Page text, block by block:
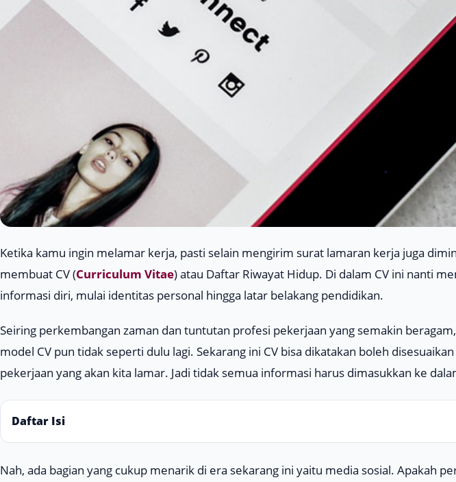
Ketika kamu ingin melamar kerja, pasti selain mengirim surat lamaran kerja juga
membuat CV (Curriculum Vitae) atau Daftar Riwayat Hidup. Di dalam CV ini nanti
informasi diri, mulai identitas personal hingga latar belakang pendidikan.
Seiring perkembangan zaman dan tuntutan profesi pekerjaan yang semakin
model CV pun tidak seperti dulu lagi. Sekarang ini CV bisa dikatakan boleh
pekerjaan yang akan kita lamar. Jadi tidak semua informasi harus dimasukkan ke
Daftar Isi
Nah, ada bagian yang cukup menarik di era sekarang ini yaitu media sosial. Apakah